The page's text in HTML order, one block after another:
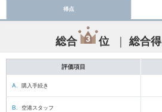
得点
総合 位 総合
評価項目
A. 購入手続き
B. 空港スタッフ